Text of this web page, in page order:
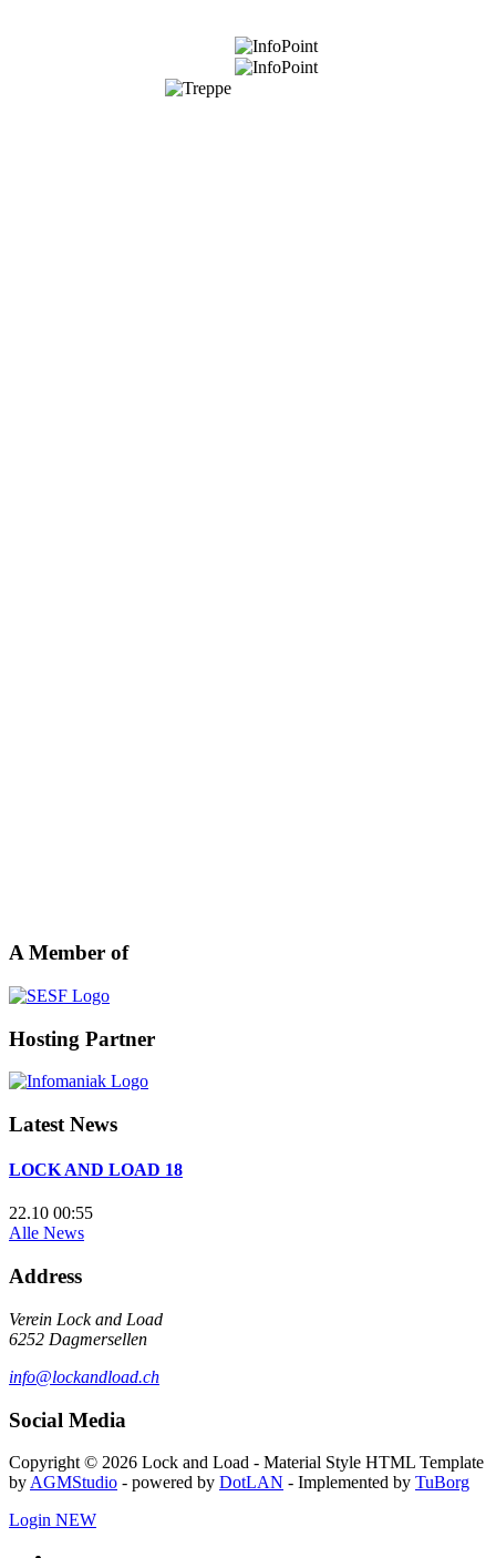
A Member of
Hosting Partner
Latest News
LOCK AND LOAD 18
22.10 00:55
Alle News
Address
Verein Lock and Load
6252 Dagmersellen
info@lockandload.ch
Social Media
Copyright © 2026 Lock and Load - Material Style HTML Template
by AGMStudio - powered by DotLAN - Implemented by TuBorg
Login NEW